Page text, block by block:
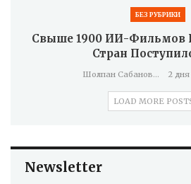
БЕЗ РУБРИКИ
Свыше 1900 ИИ-Фильмов
Стран
Шолпан Сабанова 2
LOAD MORE
Newsletter